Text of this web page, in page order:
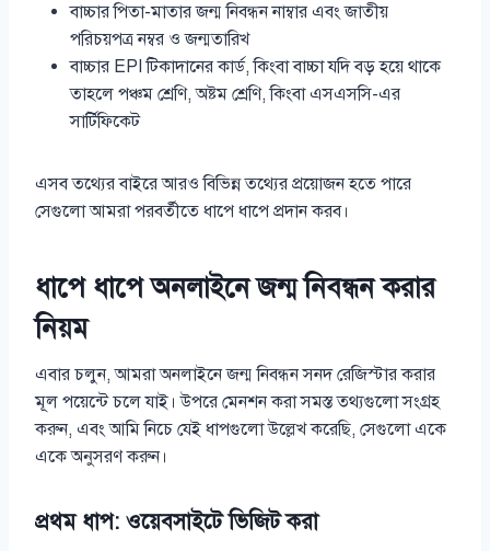
বাচ্চার পিতা-মাতার জন্ম নিবন্ধন নাম্বার এবং জাতীয়
পরিচয়পত্র নম্বর ও জন্মতারিখ
বাচ্চার EPI টিকাদানের কার্ড, কিংবা বাচ্চা যদি বড় হয়ে থাকে
তাহলে পঞ্চম শ্রেণি, অষ্টম শ্রেণি, কিংবা এসএসসি-এর
সার্টিফিকেট
এসব তথ্যের বাইরে আরও বিভিন্ন তথ্যের প্রয়োজন হতে পারে
সেগুলো আমরা পরবর্তীতে ধাপে ধাপে প্রদান করব।
ধাপে ধাপে অনলাইনে জন্ম নিবন্ধন করার
নিয়ম
এবার চলুন, আমরা অনলাইনে জন্ম নিবন্ধন সনদ রেজিস্টার করার
মূল পয়েন্টে চলে যাই। উপরে মেনশন করা সমস্ত তথ্যগুলো সংগ্রহ
করুন, এবং আমি নিচে যেই ধাপগুলো উল্লেখ করেছি, সেগুলো একে
একে অনুসরণ করুন।
প্রথম ধাপ: ওয়েবসাইটে ভিজিট করা